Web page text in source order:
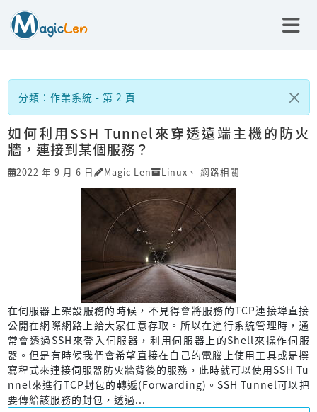
分類：作業系統 - 第 2 頁
如何利用SSH Tunnel來穿透遠端主機的防火
牆，連接到某個服務？
2022 年 9 月 6 日 Magic Len Linux 、 網路相關
在伺服器上架設服務的時候，不見得會將服務的TCP連接埠直接
公開在網際網路上給大家任意存取。所以在進行系統管理時，通
常會透過SSH來登入伺服器，利用伺服器上的Shell來操作伺服
器。但是有時候我們會希望直接在自己的電腦上使用工具或是撰
寫程式來連接伺服器防火牆背後的服務，此時就可以使用SSH Tu
nnel來進行TCP封包的轉遞(Forwarding)。SSH Tunnel可以把
要傳給該服務的封包，透過...